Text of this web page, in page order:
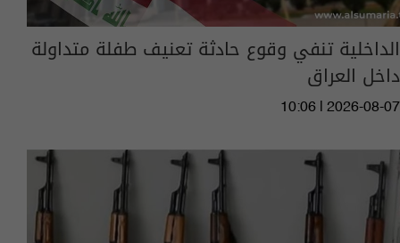
الداخلية تنفي وقوع حادثة تعنيف طفلة متداولة
داخل العراق
10:06 | 2026-08-07